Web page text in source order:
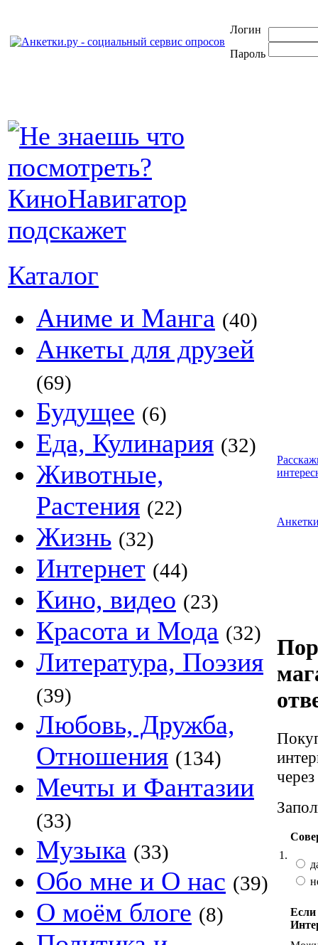
Логин
Пароль
Каталог
Аниме и Манга (40)
Анкеты для друзей
(69)
Будущее (6)
Еда, Кулинария (32)
Животные,
Растения (22)
Жизнь (32)
Интернет (44)
Кино, видео (23)
Красота и Мода (32)
Литература, Поэзия
(39)
Любовь, Дружба,
Отношения (134)
Мечты и Фантазии
(33)
Музыка (33)
Обо мне и О нас (39)
О моём блоге (8)
1.
Если